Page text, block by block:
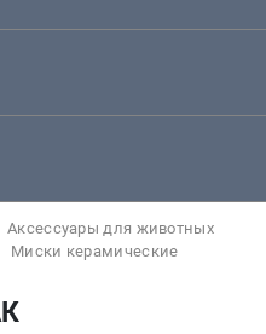
Аксессуары для животных
Миски керамические